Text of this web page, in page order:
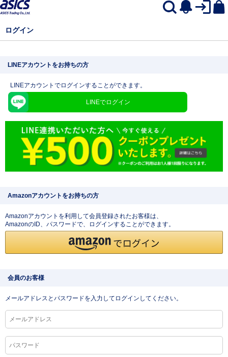
ログイン
LINEアカウントをお持ちの方
LINEアカウントでログインすることができます。
LINEでログイン
Amazonアカウントをお持ちの方
Amazonアカウントを利用して会員登録されたお客様は、
AmazonのID、パスワードで、ログインすることができます。
会員のお客様
メールアドレスとパスワードを入力してログインしてください。